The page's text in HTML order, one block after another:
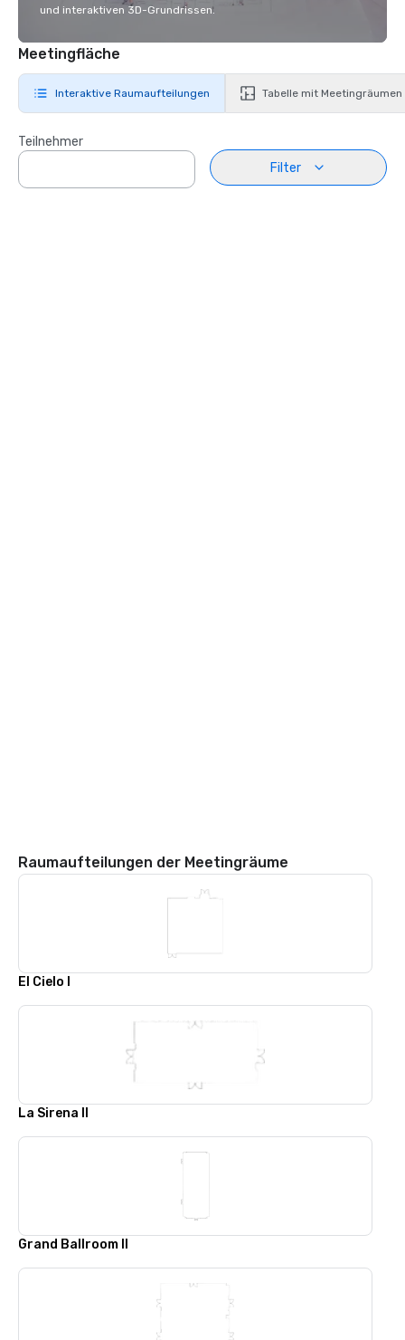
und interaktiven 3D-Grundrissen.
Meetingfläche
Interaktive Raumaufteilungen Tabelle mit Meetingräumen
Teilnehmer
Filter
Raumaufteilungen der Meetingräume
El Cielo I
La Sirena II
Grand Ballroom II